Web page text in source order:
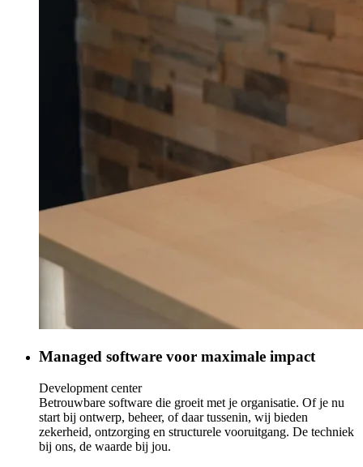
Managed software voor maximale impact
Development center
Betrouwbare software die groeit met je organisatie. Of je nu
start bij ontwerp, beheer, of daar tussenin, wij bieden
zekerheid, ontzorging en structurele vooruitgang. De techniek
bij ons, de waarde bij jou.